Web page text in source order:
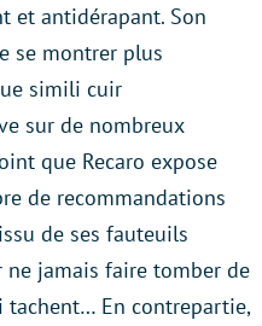
et antidérapant. Son
se montrer plus
simili cuir
sur de nombreux
que Recaro expose
de recommandations
de ses fauteuils
jamais faire tomber de
tachent… En contrepartie,